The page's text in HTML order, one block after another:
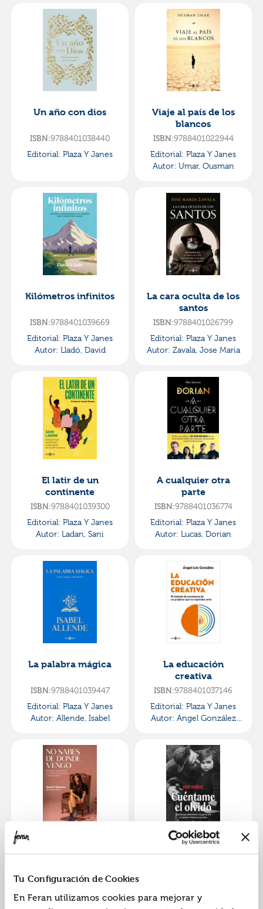
Tu Configuración de Cookies
En Feran utilizamos cookies para mejorar y
Un año con dios
ISBN:9788401038440
Editorial: Plaza Y Janes
Viaje al país de los
blancos
ISBN:9788401022944
Editorial: Plaza Y Janes
Autor: Umar, Ousman
Kilómetros infinitos
ISBN:9788401039669
Editorial: Plaza Y Janes
Autor: Lladó, David
La cara oculta de los
santos
ISBN:9788401026799
Editorial: Plaza Y Janes
Autor: Zavala, Jose Maria
El latir de un
continente
ISBN:9788401039300
Editorial: Plaza Y Janes
Autor: Ladan, Sani
A cualquier otra
parte
ISBN:9788401036774
Editorial: Plaza Y Janes
Autor: Lucas, Dorian
La palabra mágica
ISBN:9788401039447
Editorial: Plaza Y Janes
Autor: Allende, Isabel
La educación
creativa
ISBN:9788401037146
Editorial: Plaza Y Janes
Autor: Ángel González
González Ruiz, Luis
Maldonado Arenas
ISBN: 9788401039171
Autor:Navarro
Cuéntame el olvido
Autor:Doñate, Mavi